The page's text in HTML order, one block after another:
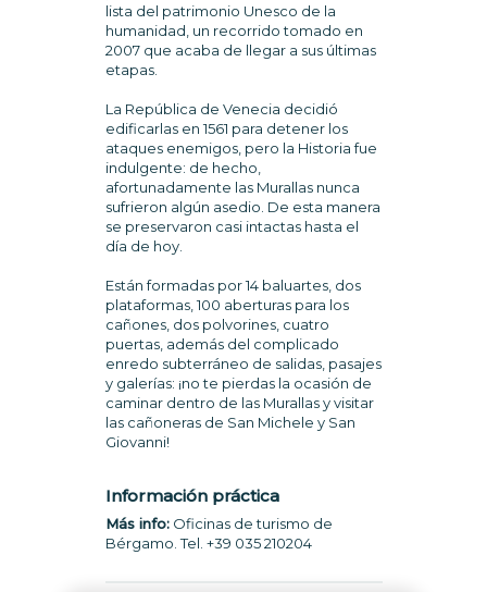
lista del patrimonio Unesco de la
humanidad, un recorrido tomado en
2007 que acaba de llegar a sus últimas
etapas.
La República de Venecia decidió
edificarlas en 1561 para detener los
ataques enemigos, pero la Historia fue
indulgente: de hecho,
afortunadamente las Murallas nunca
sufrieron algún asedio. De esta manera
se preservaron casi intactas hasta el
día de hoy.
Están formadas por 14 baluartes, dos
plataformas, 100 aberturas para los
cañones, dos polvorines, cuatro
puertas, además del complicado
enredo subterráneo de salidas, pasajes
y galerías: ¡no te pierdas la ocasión de
caminar dentro de las Murallas y visitar
las cañoneras de San Michele y San
Información práctica
Más info:Oficinas de turismo de
Bérgamo. Tel. +39 035 210204